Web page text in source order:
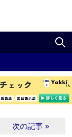
次の記事 »